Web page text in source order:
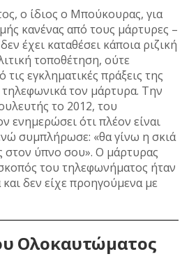
ο ίδιος ο Μπούκουρας, για
κανένας από τους μάρτυρες –
έχει καταθέσει κάποια ριζική
τοποθέτηση, ούτε
εγκληματικές πράξεις της
τον μάρτυρα. Την
το 2012, του
ενημερώσει ότι πλέον είναι
συμπλήρωσε: «θα γίνω η σκιά
στον ύπνο σου». Ο μάρτυρας
του τηλεφωνήματος ήταν
δεν είχε προηγούμενα με
Ολοκαυτώματος